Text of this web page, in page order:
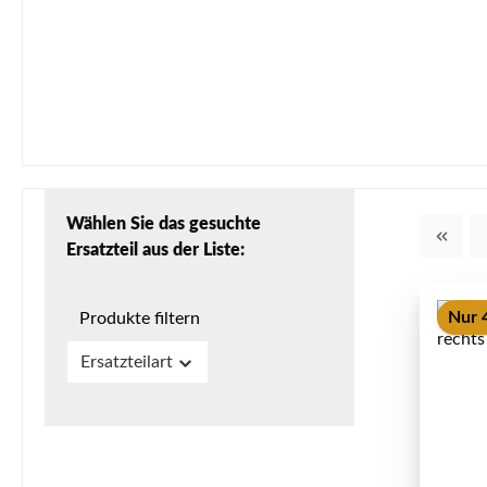
Wählen Sie das gesuchte
Ersatzteil aus der Liste:
Produkte filtern
Ersatzteilart
Nur